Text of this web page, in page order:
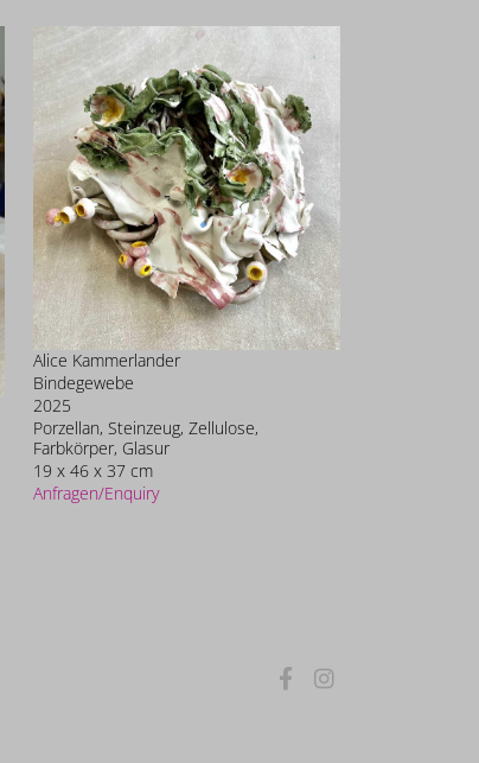
Alice Kammerlander
Bindegewebe
2025
Porzellan, Steinzeug, Zellulose,
Farbkörper, Glasur
19 x 46 x 37 cm
Anfragen/Enquiry